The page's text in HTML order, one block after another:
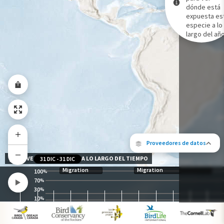
Proveedores de datos
Los siguientes socios contribuyeron
Gama de especies por estación
Gama de verano
Rango de invierno
Rango a lo largo del año
dónde está
expuesta
especie a lo
largo del
100%
70%
30%
10%
Migration Migration
31 DIC -31 DIC
NIVEL DE EXPOSICIÓN A LO LARGO DEL TIEMPO